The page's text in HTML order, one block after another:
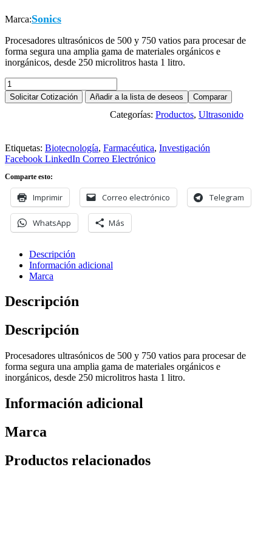
Marca:Sonics
Procesadores ultrasónicos de 500 y 750 vatios para procesar de
forma segura una amplia gama de materiales orgánicos e
inorgánicos, desde 250 microlitros hasta 1 litro.
Procesador
Ultrasónico
modelo
Solicitar Cotización Añadir a la lista de deseos Comparar
Categorías: Productos, Ultrasonido
Etiquetas: Biotecnología, Farmacéutica, Investigación
Facebook LinkedIn Correo Electrónico
Comparte esto:
Imprimir Correo electrónico Telegram
WhatsApp Más
Descripción
Información adicional
Marca
Descripción
Descripción
Procesadores ultrasónicos de 500 y 750 vatios para procesar de
forma segura una amplia gama de materiales orgánicos e
inorgánicos, desde 250 microlitros hasta 1 litro.
Información adicional
Marca
Productos relacionados